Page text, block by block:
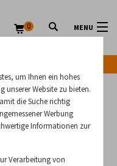
MENU
0
Arbeitsbereiche. Wir
und einer
um Ihnen ein hohes
unserer Website zu bieten.
die Suche richtig
Werbung
Informationen zur
Verarbeitung von